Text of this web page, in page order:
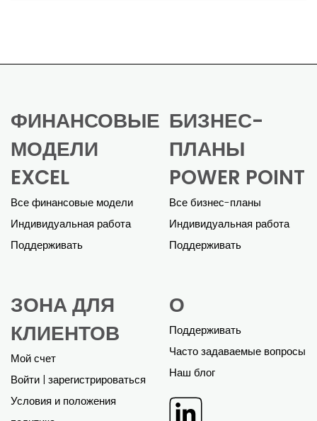
ФИНАНСОВЫЕ
МОДЕЛИ
EXCEL
Все финансовые модели
Индивидуальная работа
Поддерживать
БИЗНЕС-
ПЛАНЫ
POWER POINT
Все бизнес-планы
Индивидуальная работа
Поддерживать
ЗОНА ДЛЯ
КЛИЕНТОВ
Мой счет
Войти | зарегистрироваться
Условия и положения
О
Поддерживать
Часто задаваемые вопросы
Наш блог